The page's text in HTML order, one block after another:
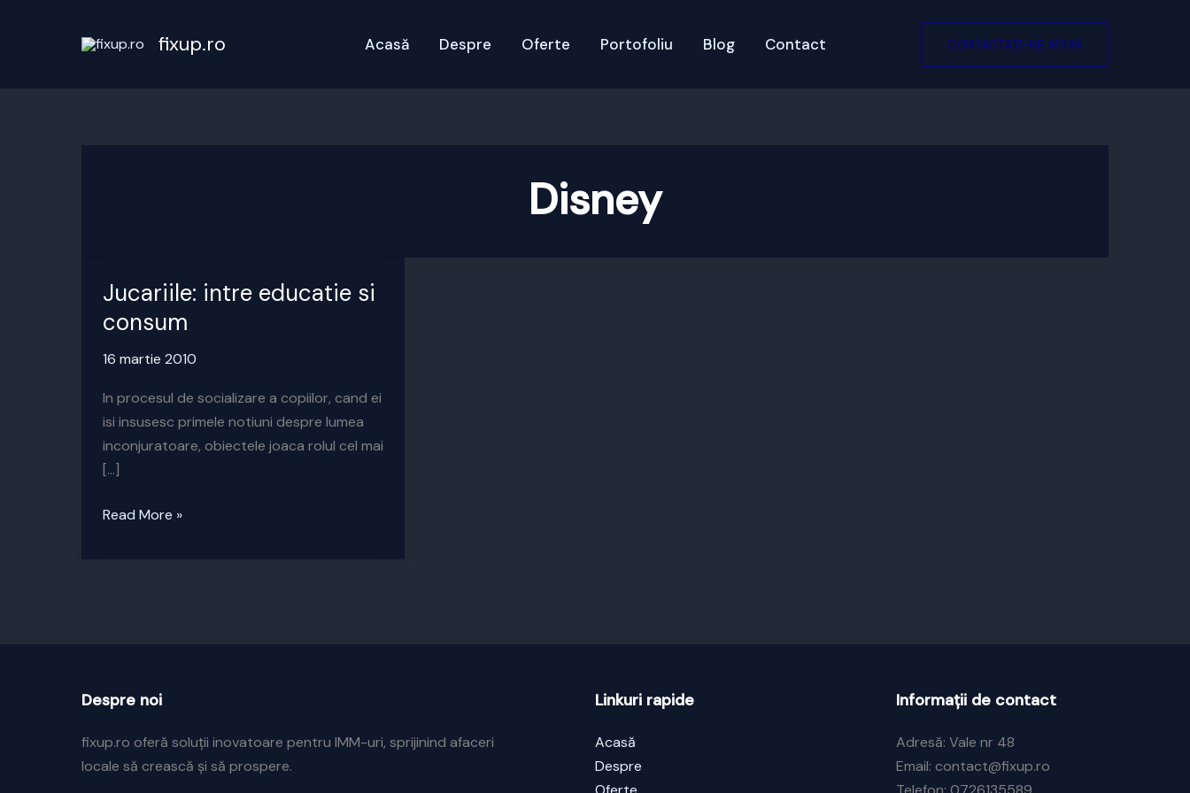
fixup.ro Acasă Despre Oferte Portofoliu Blog Contact CONTACTAȚI-NE ACUM
Disney
Jucariile: intre educatie si
consum
16 martie 2010
In procesul de socializare a copiilor, cand ei
isi insusesc primele notiuni despre lumea
inconjuratoare, obiectele joaca rolul cel mai
[…]
Jucariile:
Read More »
Despre noi
fixup.ro oferă soluții inovatoare pentru IMM-uri, sprijinind afaceri
locale să crească și să prospere.
Linkuri rapide
Acasă
Despre
Informații de contact
Adresă: Vale nr 48
Email: contact@fixup.ro